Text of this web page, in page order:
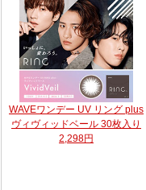
WAVEワンデー UV リング plus
ヴィヴィッドベール 30枚入り
2,298円